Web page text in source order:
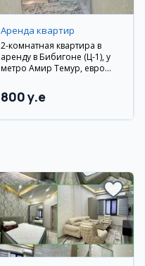
Аренда квартир
2-комнатная квартира в
аренду в Бибигоне (Ц-1), у
метро Амир Темур, евро
800 y.e